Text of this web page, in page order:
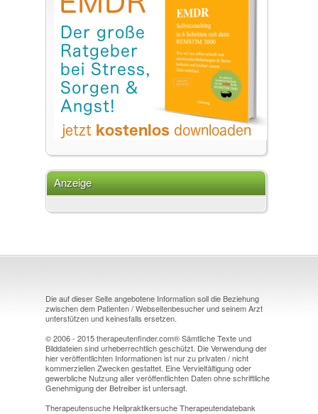
Anzeige
Die auf dieser Seite angebotene Information soll die Beziehung
zwischen dem Patienten / Webseitenbesucher und seinem Arzt
unterstützen und keinesfalls ersetzen.
© 2006 - 2015 therapeutenfinder.com® Sämtliche Texte und
Bilddateien sind urheberrechtlich geschützt. Die Verwendung der
hier veröffentlichten Informationen ist nur zu privaten / nicht
kommerziellen Zwecken gestattet. Eine Vervielfältigung oder
gewerbliche Nutzung aller veröffentlichten Daten ohne schriftliche
Genehmigung der Betreiber ist untersagt.
Therapeutensuche Heilpraktikersuche Therapeutendatebank